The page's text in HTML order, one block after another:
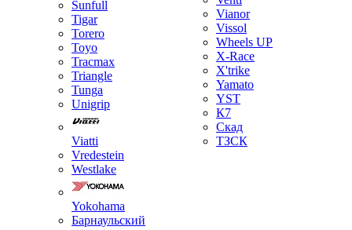
Sunfull
Tigar
Torero
Toyo
Tracmax
Triangle
Tunga
Unigrip
Viatti
Vredestein
Westlake
Yokohama
Барнаульский
Vianor
Vissol
Wheels UP
X-Race
X'trike
Yamato
YST
К7
Скад
ТЗСК